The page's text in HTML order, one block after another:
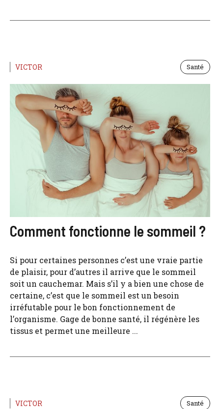
VICTOR Santé
Comment fonctionne le sommeil ?
Si pour certaines personnes c’est une vraie partie
de plaisir, pour d’autres il arrive que le sommeil
soit un cauchemar. Mais s’il y a bien une chose de
certaine, c’est que le sommeil est un besoin
irréfutable pour le bon fonctionnement de
l’organisme. Gage de bonne santé, il régénère les
tissus et permet une meilleure ...
VICTOR Santé